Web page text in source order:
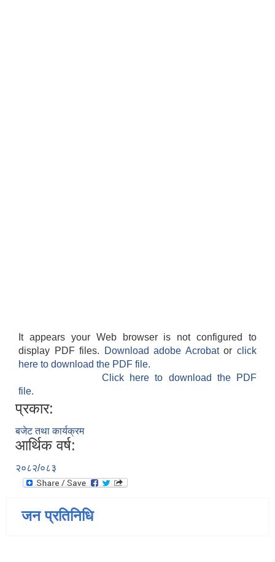
It appears your Web browser is not configured to
display PDF files.
Download adobe Acrobatorclick
here to download the PDF file.
Click here to download the PDF
file.
प्रकार:
बजेट तथा कार्यक्रम
आर्थिक वर्ष:
२०८२/०८३
जन प्रतिनिधि